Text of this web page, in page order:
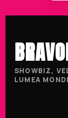
SHOWBIZ,
LUMEA